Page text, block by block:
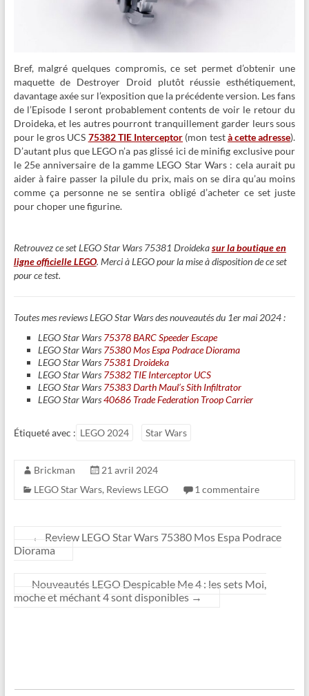
Bref, malgré quelques compromis, ce set permet d’obtenir une
maquette de Destroyer Droid plutôt réussie esthétiquement,
davantage axée sur l’exposition que la précédente version. Les fans
de l’Episode I seront probablement contents de voir le retour du
Droideka, et les autres pourront tranquillement garder leurs sous
pour le gros UCS 75382 TIE Interceptor (mon testà cette adresse).
D’autant plus que LEGO n’a pas glissé ici de minifig exclusive pour
le 25e anniversaire de la gamme LEGO Star Wars : cela aurait pu
aider à faire passer la pilule du prix, mais on se dira qu’au moins
comme ça personne ne se sentira obligé d’acheter ce set juste
pour choper une figurine.
Retrouvez ce set LEGO Star Wars 75381 Droidekasur la boutique en
ligne officielle LEGO. Merci à LEGO pour la mise à disposition de ce set
pour ce test.
Toutes mes reviews LEGO Star Wars des nouveautés du 1er mai 2024 :
LEGO Star Wars 75378 BARC Speeder Escape
LEGO Star Wars 75380 Mos Espa Podrace Diorama
LEGO Star Wars 75381 Droideka
LEGO Star Wars 75382 TIE Interceptor UCS
LEGO Star Wars 75383 Darth Maul’s Sith Infiltrator
LEGO Star Wars40686 Trade Federation Troop Carrier
Étiqueté avec : LEGO 2024 Star Wars
Brickman
21 avril 2024
LEGO Star Wars, Reviews LEGO 1 commentaire
←
Review LEGO Star Wars 75380 Mos Espa Podrace
Diorama
Nouveautés LEGO Despicable Me 4 : les sets Moi,
moche et méchant 4 sont disponibles →